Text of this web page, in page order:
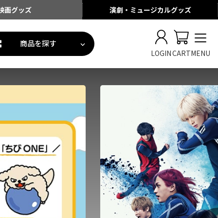
画グッズ 演劇・ミュージカルグッズ
商品を探す
LOGINCARTMENU